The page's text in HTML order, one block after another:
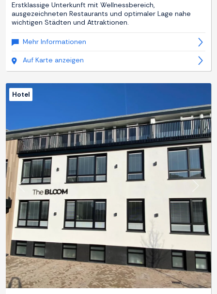
Erstklassige Unterkunft mit Wellnessbereich,
ausgezeichneten Restaurants und optimaler Lage nahe
wichtigen Städten und Attraktionen.
Mehr Informationen
Auf Karte anzeigen
Zurück
Hotel